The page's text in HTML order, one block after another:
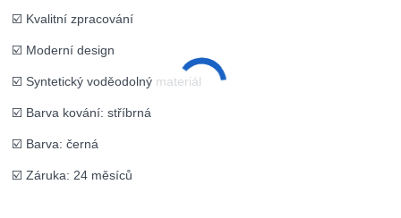
☑️ Kvalitní zpracování
☑️ Moderní design
☑️ Syntetický voděodolný materiál
☑️ Barva kování: stříbrná
☑️ Barva: černá
☑️ Záruka: 24 měsíců